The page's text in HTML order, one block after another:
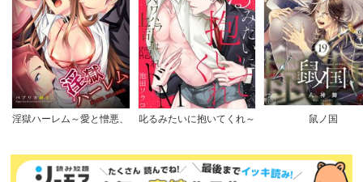
淫獄ハーレム～愛と憎悪、
叱るみたいに抱いてくれ～
鼠ノ国